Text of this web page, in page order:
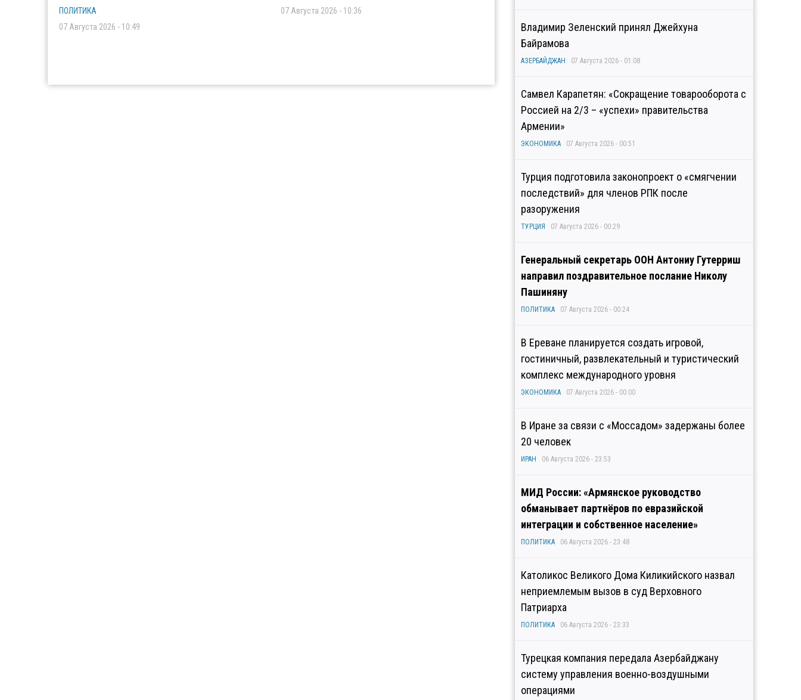
ПОЛИТИКА
07 Августа 2026 - 10:49
07 Августа 2026 - 10:36
Владимир Зеленский принял Джейхуна
Байрамова
АЗЕРБАЙДЖАН 07 Августа 2026 - 01:08
Самвел Карапетян: «Сокращение товарооборота с
Россией на 2/3 – «успехи» правительства
Армении»
ЭКОНОМИКА 07 Августа 2026 - 00:51
Турция подготовила законопроект о «смягчении
последствий» для членов РПК после
разоружения
ТУРЦИЯ 07 Августа 2026 - 00:29
Генеральный секретарь ООН Антониу Гутерриш
направил поздравительное послание Николу
Пашиняну
ПОЛИТИКА 07 Августа 2026 - 00:24
В Ереване планируется создать игровой,
гостиничный, развлекательный и туристический
комплекс международного уровня
ЭКОНОМИКА 07 Августа 2026 - 00:00
В Иране за связи с «Моссадом» задержаны более
20 человек
ИРАН 06 Августа 2026 - 23:53
МИД России: «Армянское руководство
обманывает партнёров по евразийской
интеграции и собственное население»
ПОЛИТИКА 06 Августа 2026 - 23:48
Католикос Великого Дома Киликийского назвал
неприемлемым вызов в суд Верховного
Патриарха
ПОЛИТИКА 06 Августа 2026 - 23:33
Турецкая компания передала Азербайджану
систему управления военно-воздушными
операциями